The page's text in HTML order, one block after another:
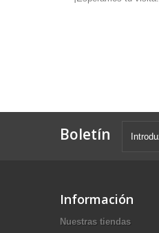
Boletín
Información
Nuestras tiendas